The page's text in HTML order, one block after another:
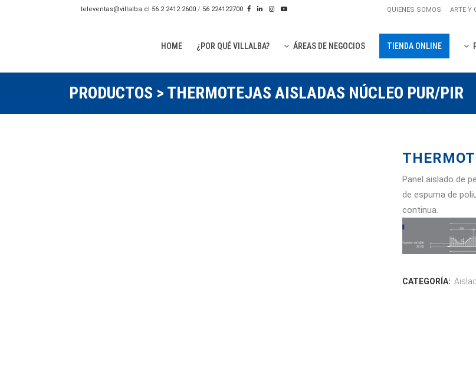
televentas@villalba.cl 56 2 2412 2600 / 56 224122700 QUIENES SOMOS ARTE Y
HOME ¿POR QUÉ VILLALBA? ÁREAS DE NEGOCIOS TIENDA ONLINE
PRODUCTOS > THERMOTEJAS AISLADAS NÚCLEO PUR/PIR
Panel aislado de
de espuma de
continua.
CATEGORÍA: